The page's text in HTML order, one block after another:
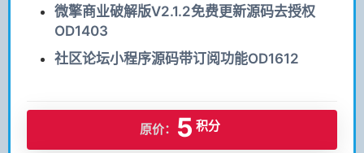
微擎商业破解版V2.1.2免费更新源码去授权
OD1403
社区论坛小程序源码带订阅功能OD1612
原价： 5 积分